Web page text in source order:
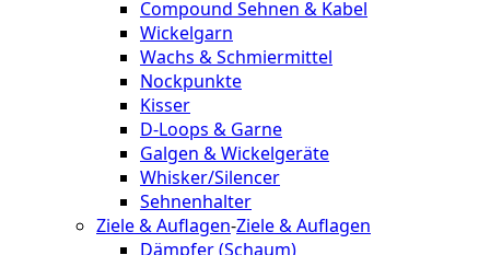
Compound Sehnen & Kabel
Wickelgarn
Wachs & Schmiermittel
Nockpunkte
Kisser
D-Loops & Garne
Galgen & Wickelgeräte
Whisker/Silencer
Sehnenhalter
Ziele & Auflagen-Ziele & Auflagen
Dämpfer (Schaum)